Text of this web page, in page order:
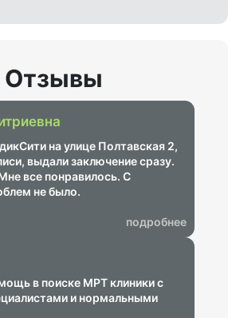
Отзывы
на улице Полтавская 2,
выдали заключение сразу.
все понравилось. С
не было.
подробнее
в поиске МРТ клиники с
и нормальными